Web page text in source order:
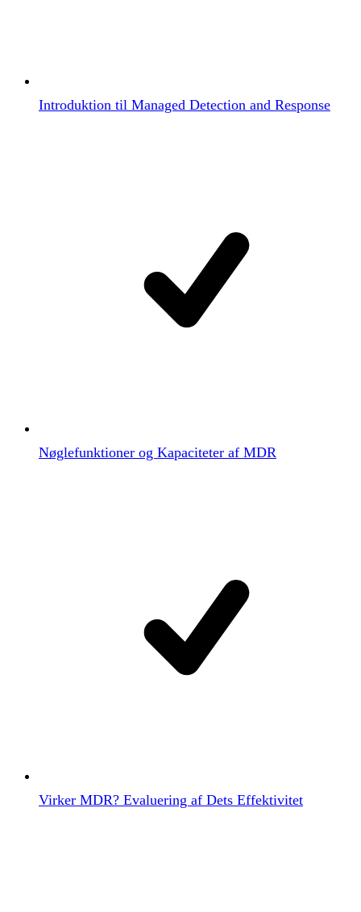
Introduktion til Managed Detection and Response
Nøglefunktioner og Kapaciteter af MDR
Virker MDR? Evaluering af Dets Effektivitet